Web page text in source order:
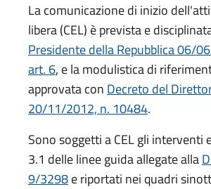
La comunicazione di inizio
libera (CEL) è prevista e
Presidente della Repubblica 06/
art. 6, e la modulistica di
approvata con Decreto del
20/11/2012, n. 10484.
Sono soggetti a CEL gli interventi
3.1 delle linee guida allegate alla
9/3298e riportati nei quadri